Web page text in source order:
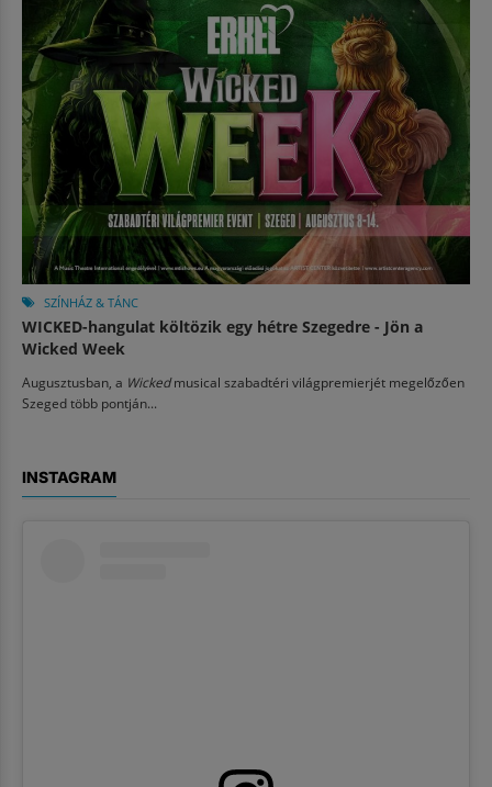
SZÍNHÁZ & TÁNC
WICKED-hangulat költözik egy hétre Szegedre - Jön a
Wicked Week
Augusztusban, a Wickedmusical szabadtéri világpremierjét megelőzően
Szeged több pontján...
INSTAGRAM